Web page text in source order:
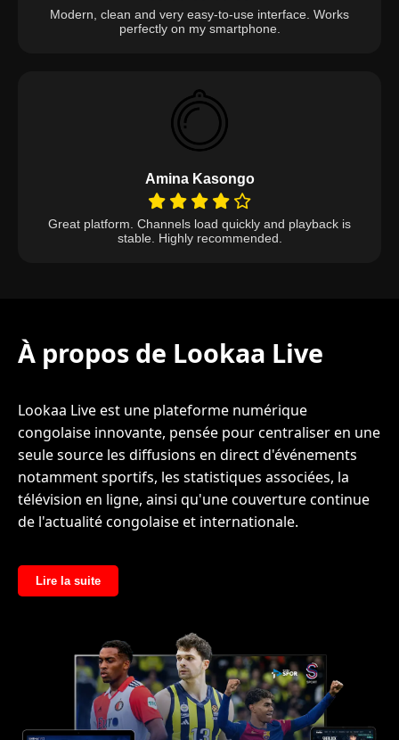
Modern, clean and very easy-to-use interface. Works
perfectly on my smartphone.
Amina Kasongo
Great platform. Channels load quickly and playback is
stable. Highly recommended.